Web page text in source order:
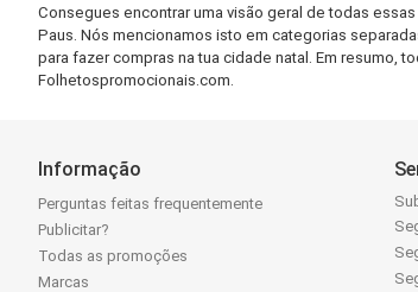
Consegues encontrar uma visão geral de todas
Paus. Nós mencionamos isto em categorias
para fazer compras na tua cidade natal. Em resumo,
Folhetospromocionais.com.
Informação
Perguntas feitas frequentemente
Publicitar?
Todas as promoções
Marcas